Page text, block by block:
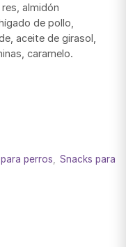
almidón
de pollo,
aceite de girasol,
caramelo.
perros, Snacks para